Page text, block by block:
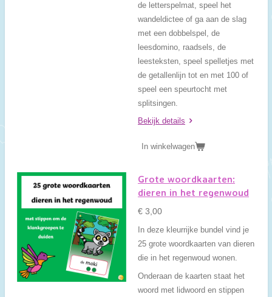
de letterspelmat, speel het
wandeldictee of ga aan de slag
met een dobbelspel, de
leesdomino, raadsels, de
leesteksten, speel spelletjes met
de getallenlijn tot en met 100 of
speel een speurtocht met
splitsingen.
Bekijk details
In winkelwagen
Grote woordkaarten:
dieren in het regenwoud
€ 3,00
In deze kleurrijke bundel vind je
25 grote woordkaarten van dieren
die in het regenwoud wonen.
Onderaan de kaarten staat het
woord met lidwoord en stippen